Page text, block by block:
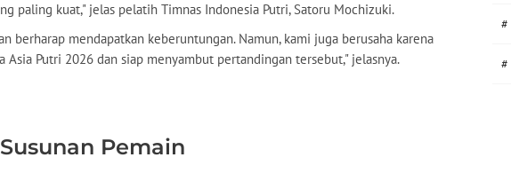
paling kuat," jelas pelatih Timnas Indonesia Putri, Satoru Mochizuki.
berharap mendapatkan keberuntungan. Namun, kami juga berusaha karena
Asia Putri 2026 dan siap menyambut pertandingan tersebut," jelasnya.
Pemain
#
#